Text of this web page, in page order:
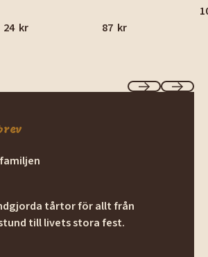
24 kr 87 kr
PreviousNext
tårtor för allt från
till livets stora fest.